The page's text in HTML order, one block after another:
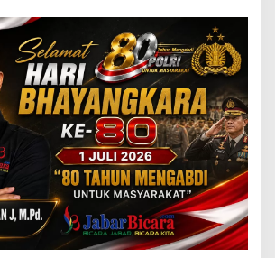
g
2
0
2
6
?
B
i
e
H
a